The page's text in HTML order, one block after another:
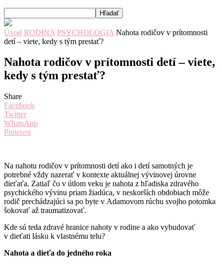
Úvod RODINA PSYCHOLOGIA Nahota rodičov v prítomnosti
detí – viete, kedy s tým prestať?
Nahota rodičov v prítomnosti detí – viete,
kedy s tým prestať?
Share
Facebook
Twitter
WhatsApp
Pinterest
Na nahotu rodičov v prítomnosti detí ako i detí samotných je
potrebné vždy nazerať v kontexte aktuálnej vývinovej úrovne
dieťaťa. Zatiaľ čo v útlom veku je nahota z hľadiska zdravého
psychického vývinu priam žiadúca, v neskorších obdobiach môže
rodič prechádzajúci sa po byte v Adamovom rúchu svojho potomka
šokovať až traumatizovať.
Kde sú teda zdravé hranice nahoty v rodine a ako vybudovať
v dieťati lásku k vlastnému telu?
Nahota a dieťa do jedného roka